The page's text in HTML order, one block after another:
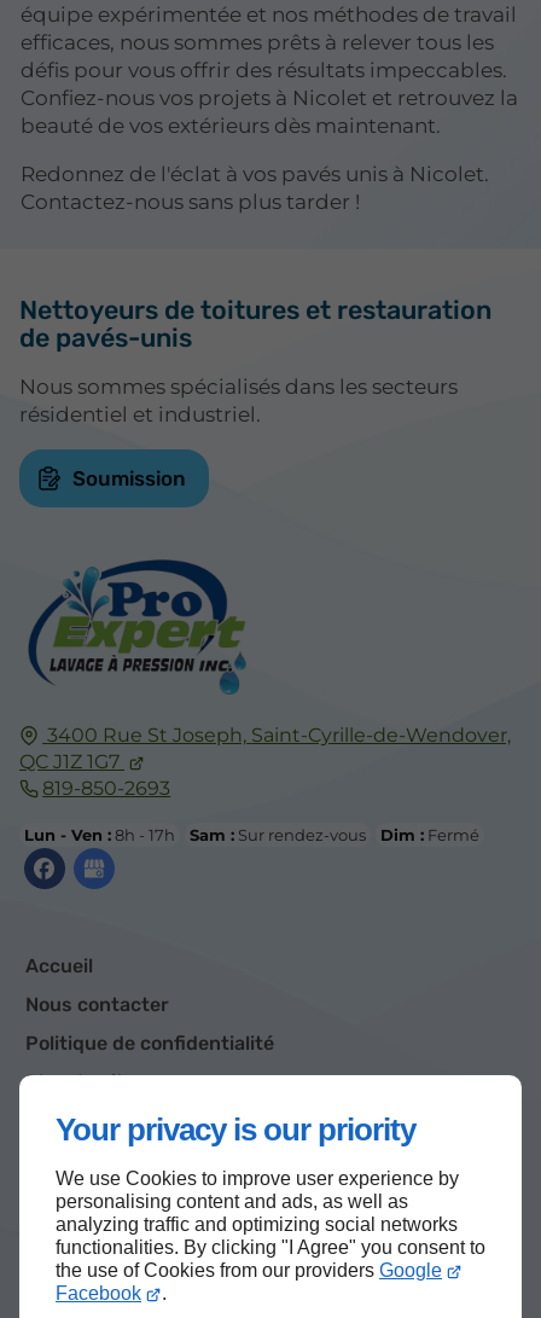
Your privacy is our priority
We use Cookies to improve user experience by
personalising content and ads, as well as
analyzing traffic and optimizing social networks
functionalities. By clicking "I Agree" you consent to
the use of Cookies from our providers Google
Facebook
.
équipe expérimentée et nos méthodes de travail
efficaces, nous sommes prêts à relever tous les
défis pour vous offrir des résultats impeccables.
Confiez-nous vos projets à Nicolet et retrouvez la
beauté de vos extérieurs dès maintenant.
Redonnez de l'éclat à vos pavés unis à Nicolet.
Contactez-nous sans plus tarder !
3400 Rue St Joseph, Saint-Cyrille-de-Wendover,
QC J1Z 1G7
819-850-2693
Lun - Ven :8h - 17h Sam : Sur rendez-vous Dim : Fermé
Accueil
Nous contacter
Politique de confidentialité
Plan du site
Nettoyeurs de toitures et restauration
de pavés-unis
Nous sommes spécialisés dans les secteurs
résidentiel et industriel.
Soumission
Haut de page